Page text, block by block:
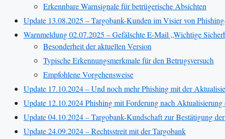
Erkennbare Warnsignale für betrügerische Absichten
Update 13.08.2025 – Targobank-Kunden im Visier von
Warnmeldung 02.07.2025 – Gefälschte E-Mail „Wichtige
Besonderheit der aktuellen Version
Typische Erkennungsmerkmale für den Betrugsversuch
Empfohlene Vorgehensweise
Update 17.10.2024 – Und noch mehr Phishing mit der
Update 12.10.2024 Phishing mit Forderung nach
Update 04.10.2024 – Targobank-Kundschaft zur Bestätigung
Update 24.09.2024 – Rechtsstreit mit der Targobank